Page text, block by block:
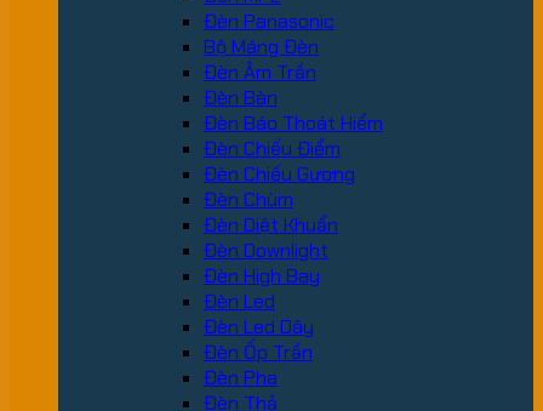
Đèn Panasonic
Bộ Máng Đèn
Đèn Âm Trần
Đèn Bàn
Đèn Báo Thoát Hiểm
Đèn Chiếu Điểm
Đèn Chiếu Gương
Đèn Chùm
Đèn Diệt Khuẩn
Đèn Downlight
Đèn High Bay
Đèn Led
Đèn Led Dây
Đèn Ốp Trần
Đèn Pha
Đèn Thả